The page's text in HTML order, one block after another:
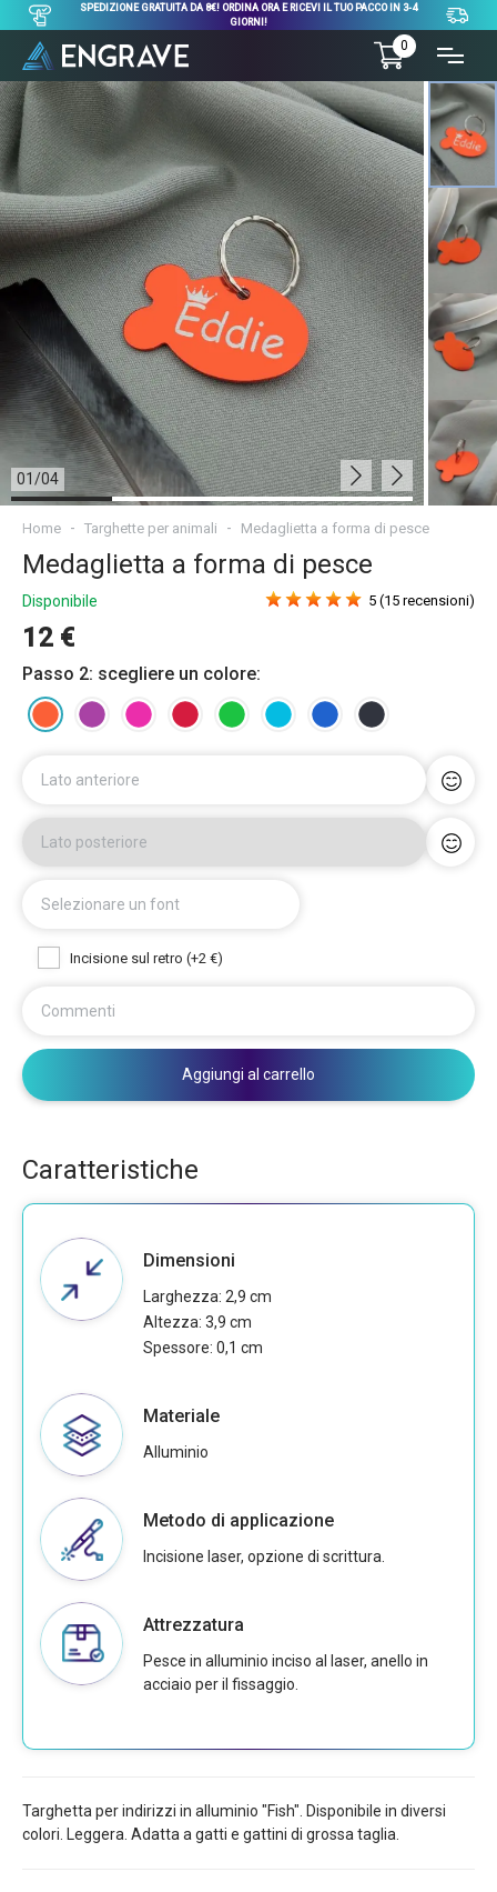
SPEDIZIONE GRATUITA DA 8€! ORDINA ORA E RICEVI IL TUO PACCO IN 3-4
GIORNI!
0
01 /04
Home Targhette per animali Medaglietta a forma di pesce
Medaglietta a forma di pesce
Disponibile
12 €
5 (15 recensioni)
Passo 2: scegliere un colore:
Lato anteriore
Lato posteriore
Selezionare un font
Incisione sul retro (+2 €)
Commenti
Aggiungi al carrello
Caratteristiche
Dimensioni
Larghezza: 2,9 cm
Altezza: 3,9 cm
Spessore: 0,1 cm
Materiale
Alluminio
Metodo di applicazione
Incisione laser, opzione di scrittura.
Attrezzatura
Pesce in alluminio inciso al laser, anello in
acciaio per il fissaggio.
Targhetta per indirizzi in alluminio "Fish". Disponibile in diversi
colori. Leggera. Adatta a gatti e gattini di grossa taglia.